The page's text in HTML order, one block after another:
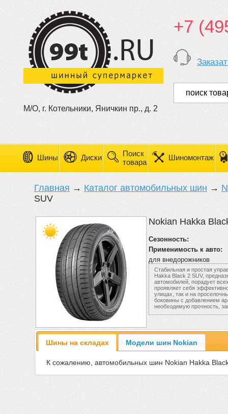
М/О, г. Котельники, Яничкин пр., д. 2
+7
Шины Диски
Поиск
товара
Шиномонтаж
Главная → Каталог автомобильных шин →
SUV
Nokian Hakka
Сезонность:
Применимость к авто:
для внедорожников
Стабильная и простая
Hakka Black 2 SUV,
автомобилей, порадует
проявляет себя
улицах, так и на
боковины с добавлением
необходимую прочность,
Шины на складах Модели шин Nokian
К сожалению, автомобильных шин Nokian Hakka